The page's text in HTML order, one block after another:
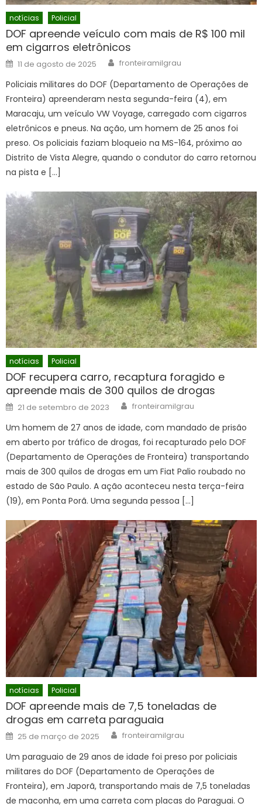
notícias Policial
DOF apreende veículo com mais de R$ 100 mil
em cigarros eletrônicos
Posted
on
11 de agosto de 2025 Author
fronteiramilgrau
Policiais militares do DOF (Departamento de Operações de
Fronteira) apreenderam nesta segunda-feira (4), em
Maracaju, um veículo VW Voyage, carregado com cigarros
eletrônicos e pneus. Na ação, um homem de 25 anos foi
preso. Os policiais faziam bloqueio na MS-164, próximo ao
Distrito de Vista Alegre, quando o condutor do carro retornou
na pista e […]
notícias Policial
DOF recupera carro, recaptura foragido e
apreende mais de 300 quilos de drogas
Posted
on
21 de setembro de 2023 Author
fronteiramilgrau
Um homem de 27 anos de idade, com mandado de prisão
em aberto por tráfico de drogas, foi recapturado pelo DOF
(Departamento de Operações de Fronteira) transportando
mais de 300 quilos de drogas em um Fiat Palio roubado no
estado de São Paulo. A ação aconteceu nesta terça-feira
(19), em Ponta Porã. Uma segunda pessoa […]
notícias Policial
DOF apreende mais de 7,5 toneladas de
drogas em carreta paraguaia
Posted
on
25 de março de 2025 Author
fronteiramilgrau
Um paraguaio de 29 anos de idade foi preso por policiais
militares do DOF (Departamento de Operações de
Fronteira), em Japorã, transportando mais de 7,5 toneladas
de maconha, em uma carreta com placas do Paraguai. O